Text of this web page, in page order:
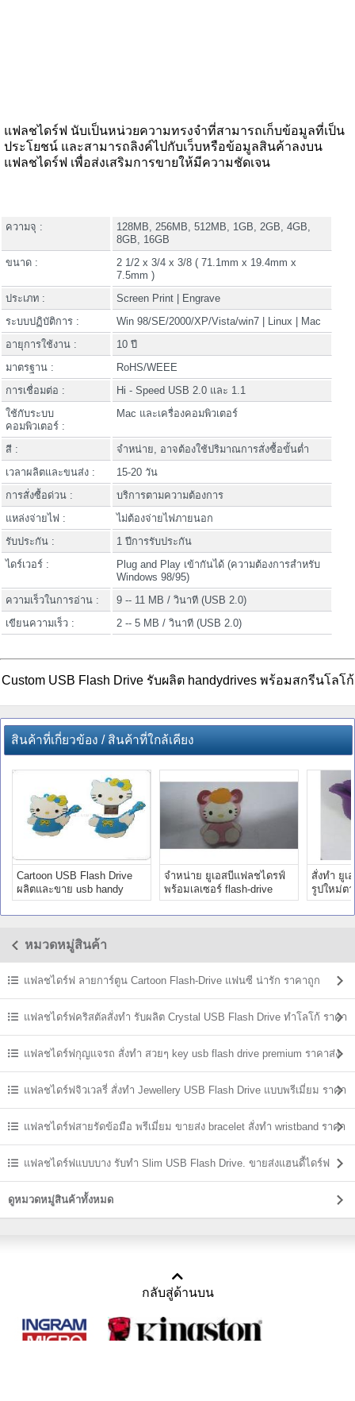
แฟลชไดร์ฟ นับเป็นหน่วยความทรงจำที่สามารถเก็บข้อมูลที่เป็น
ประโยชน์ และสามารถลิงค์ไปกับเว็บหรือข้อมูลสินค้าลงบน
แฟลชไดร์ฟ เพื่อส่งเสริมการขายให้มีความชัดเจน
ความจุ :
128MB, 256MB, 512MB, 1GB, 2GB, 4GB,
8GB, 16GB
ขนาด :
2 1/2 x 3/4 x 3/8 ( 71.1mm x 19.4mm x
7.5mm )
ประเภท :
Screen Print | Engrave
ระบบปฏิบัติการ :
Win 98/SE/2000/XP/Vista/win7 | Linux | Mac
อายุการใช้งาน :
10 ปี
มาตรฐาน :
RoHS/WEEE
การเชื่อมต่อ :
Hi - Speed USB 2.0 และ 1.1
ใช้กับระบบ
คอมพิวเตอร์ :
Mac และเครื่องคอมพิวเตอร์
สี :
จำหน่าย, อาจต้องใช้ปริมาณการสั่งซื้อขั้นต่ำ
เวลาผลิตและขนส่ง :
15-20 วัน
การสั่งซื้อด่วน :
บริการตามความต้องการ
แหล่งจ่ายไฟ :
ไม่ต้องจ่ายไฟภายนอก
รับประกัน :
1 ปีการรับประกัน
ไดร์เวอร์ :
Plug and Play เข้ากันได้ (ความต้องการสำหรับ
Windows 98/95)
ความเร็วในการอ่าน :
9 -- 11 MB / วินาที (USB 2.0)
เขียนความเร็ว :
2 -- 5 MB / วินาที (USB 2.0)
Custom USB Flash Drive รับผลิต handydrives พร้อมสกรีนโลโก้
สินค้าที่เกี่ยวข้อง / สินค้าที่ใกล้เคียง
Cartoon USB Flash Drive
ผลิตและขาย usb handy
drive ตามสั่ง
จำหน่าย ยูเอสบีแฟลชไดรฟ์
พร้อมเลเซอร์ flash-drive
แฟนซี แปลกๆ
สั่งทำ ยูเ
รูปใหม่ต
แฟนซี ร
หมวดหมู่สินค้า
แฟลชไดร์ฟ ลายการ์ตูน Cartoon Flash-Drive แฟนซี น่ารัก ราคาถูก
แฟลชไดร์ฟคริสตัลสั่งทำ รับผลิต Crystal USB Flash Drive ทำโลโก้ ราคา
ส่ง แฟลชไดร์ฟกุญแจรถ สั่งทำ สวยๆ key usb flash drive premium ราคาส่ง
แฟลชไดร์ฟจิวเวลรี่ สั่งทำ Jewellery USB Flash Drive แบบพรีเมี่ยม ราคา
ส่ง แฟลชไดร์ฟสายรัดข้อมือ พรีเมี่ยม ขายส่ง bracelet สั่งทำ wristband ราคา
ถูก แฟลชไดร์ฟแบบบาง รับทำ Slim USB Flash Drive. ขายส่งแฮนดี้ไดร์ฟ
ราคาถูก
ดูหมวดหมู่สินค้าทั้งหมด
กลับสู่ด้านบน